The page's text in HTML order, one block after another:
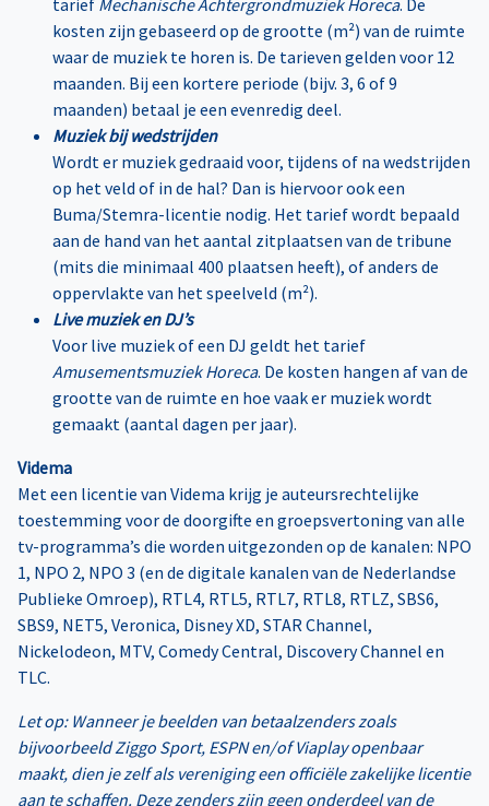
tarief Mechanische Achtergrondmuziek Horeca. De
kosten zijn gebaseerd op de grootte (m²) van de ruimte
waar de muziek te horen is. De tarieven gelden voor 12
maanden. Bij een kortere periode (bijv. 3, 6 of 9
maanden) betaal je een evenredig deel.
Muziek bij wedstrijden
Wordt er muziek gedraaid voor, tijdens of na wedstrijden
op het veld of in de hal? Dan is hiervoor ook een
Buma/Stemra-licentie nodig. Het tarief wordt bepaald
aan de hand van het aantal zitplaatsen van de tribune
(mits die minimaal 400 plaatsen heeft), of anders de
oppervlakte van het speelveld (m²).
Live muziek en DJ’s
Voor live muziek of een DJ geldt het tarief
Amusementsmuziek Horeca. De kosten hangen af van de
grootte van de ruimte en hoe vaak er muziek wordt
gemaakt (aantal dagen per jaar).
Videma
Met een licentie van Videma krijg je auteursrechtelijke
toestemming voor de doorgifte en groepsvertoning van alle
tv-programma’s die worden uitgezonden op de kanalen: NPO
1, NPO 2, NPO 3 (en de digitale kanalen van de Nederlandse
Publieke Omroep), RTL4, RTL5, RTL7, RTL8, RTLZ, SBS6,
SBS9, NET5, Veronica, Disney XD, STAR Channel,
Nickelodeon, MTV, Comedy Central, Discovery Channel en
TLC.
Let op: Wanneer je beelden van betaalzenders zoals
bijvoorbeeld Ziggo Sport, ESPN en/of Viaplay openbaar
maakt, dien je zelf als vereniging een officiële zakelijke licentie
aan te schaffen. Deze zenders zijn geen onderdeel van de